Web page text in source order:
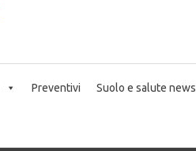
Preventivi Suolo e salute news